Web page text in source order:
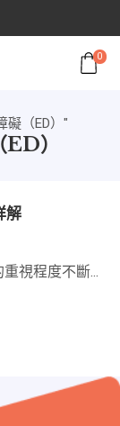
0
礙（ED）"
）
解
視程度不斷...